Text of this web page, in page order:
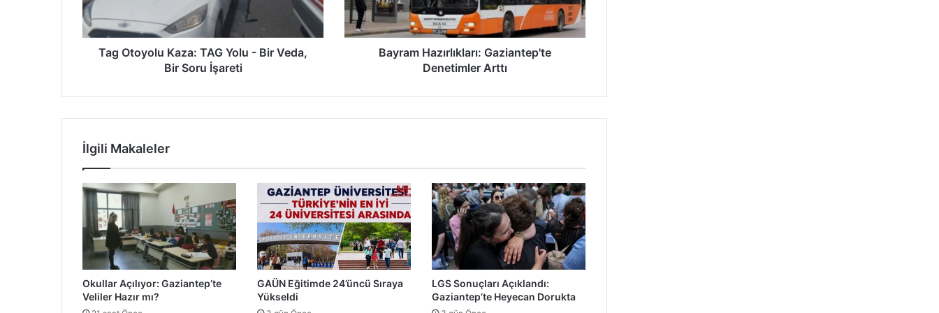
y
o
l
z
T
A
G
Y
o
u
i
r
V
Tag Otoyolu Kaza: TAG Yolu - Bir Veda,
Bir Soru İşareti
H
a
z
ı
ı
:
G
a
z
i
a
n
t
Bayram Hazırlıkları: Gaziantep'te
Denetimler Arttı
İlgili Makaleler
Okullar Açılıyor: Gaziantep’te
Veliler Hazır mı?
GAÜN Eğitimde 24’üncü Sıraya
Yükseldi
LGS Sonuçları Açıklandı:
Gaziantep’te Heyecan Dorukta